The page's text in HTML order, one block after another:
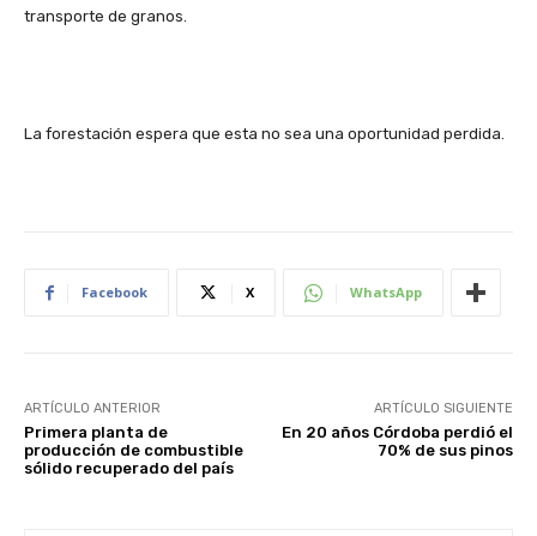
transporte de granos.
La forestación espera que esta no sea una oportunidad perdida.
Facebook X WhatsApp
ARTÍCULO ANTERIOR
Primera planta de
producción de combustible
sólido recuperado del país
ARTÍCULO SIGUIENTE
En 20 años Córdoba perdió el
70% de sus pinos